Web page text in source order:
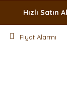
Hızlı Satın Al
Fiyat Alarmı